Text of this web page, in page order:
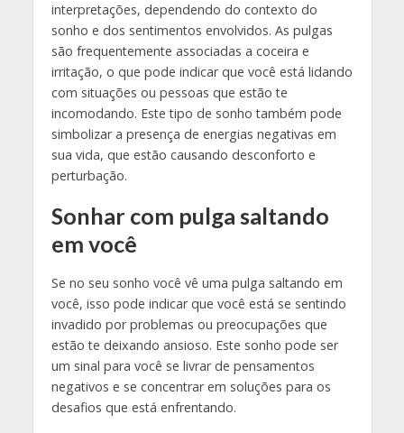
interpretações, dependendo do contexto do
sonho e dos sentimentos envolvidos. As pulgas
são frequentemente associadas a coceira e
irritação, o que pode indicar que você está lidando
com situações ou pessoas que estão te
incomodando. Este tipo de sonho também pode
simbolizar a presença de energias negativas em
sua vida, que estão causando desconforto e
perturbação.
Sonhar com pulga saltando
em você
Se no seu sonho você vê uma pulga saltando em
você, isso pode indicar que você está se sentindo
invadido por problemas ou preocupações que
estão te deixando ansioso. Este sonho pode ser
um sinal para você se livrar de pensamentos
negativos e se concentrar em soluções para os
desafios que está enfrentando.